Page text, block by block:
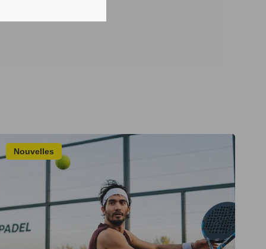
Nouvelles